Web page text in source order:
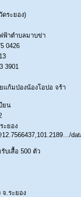
ระยอง)
าตำบลมาบข่า
0426
3901
เก้มป่องน้องโอปอ จร้า
ยน
ะยอง
บเสื้อ 500 ตัว
จ.ระยอง